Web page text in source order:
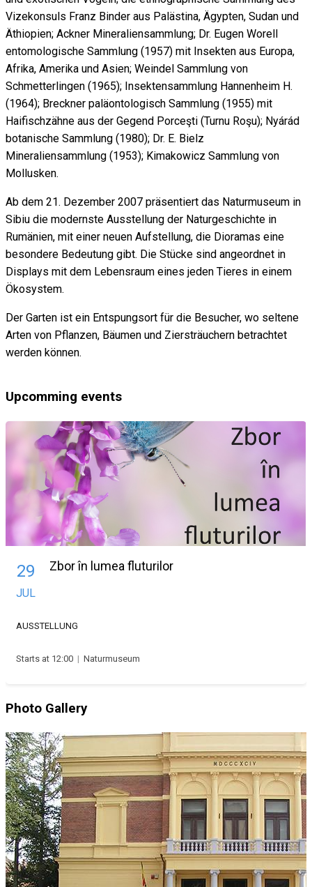
Vizekonsuls Franz Binder aus Palästina, Ägypten, Sudan und
Äthiopien; Ackner Mineraliensammlung; Dr. Eugen Worell
entomologische Sammlung (1957) mit Insekten aus Europa,
Afrika, Amerika und Asien; Weindel Sammlung von
Schmetterlingen (1965); Insektensammlung Hannenheim H.
(1964); Breckner paläontologisch Sammlung (1955) mit
Haifischzähne aus der Gegend Porceşti (Turnu Roşu); Nyárád
botanische Sammlung (1980); Dr. E. Bielz
Mineraliensammlung (1953); Kimakowicz Sammlung von
Mollusken.
Ab dem 21. Dezember 2007 präsentiert das Naturmuseum in
Sibiu die modernste Ausstellung der Naturgeschichte in
Rumänien, mit einer neuen Aufstellung, die Dioramas eine
besondere Bedeutung gibt. Die Stücke sind angeordnet in
Displays mit dem Lebensraum eines jeden Tieres in einem
Ökosystem.
Der Garten ist ein Entspungsort für die Besucher, wo seltene
Arten von Pflanzen, Bäumen und Ziersträuchern betrachtet
werden können.
Upcomming events
29
JUL
Zbor în lumea fluturilor
AUSSTELLUNG
Starts at 12:00 | Naturmuseum
Photo Gallery